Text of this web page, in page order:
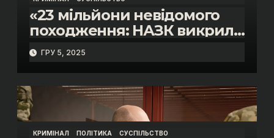
«23 мільйони невідомого
походження: НАЗК викрило
розкішне життя інспектора
митниці “Тиса” Василя
Пупени»
ГРУ 5, 2025
КРИМІНАЛ ПОЛІТИКА СУСПІЛЬСТВО